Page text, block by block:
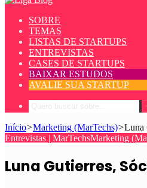
SOBRE
TEMAS
LISTAS DE STARTUPS
ENTREVISTAS
CASES DE STARTUPS
BAIXAR ESTUDOS
AVALIE SUA STARTUP
Início>Marketing (MarTechs)>Luna
Entrevistas | MarTechsMarketing
Luna Gutierres,